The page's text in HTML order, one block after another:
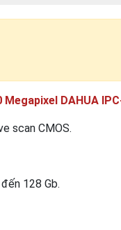
DAHUA
scan CMOS.
128 Gb.